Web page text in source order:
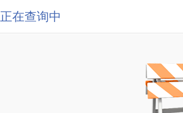
正在查询中